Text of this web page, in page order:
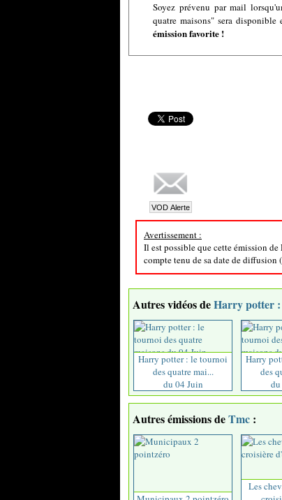
Soyez prévenu par mail
quatre maisons" sera
émission favorite !
Avertissement :
Il est possible que cette émission
compte tenu de sa date de diffusion
Autres vidéos deHarry potter :
Harry potter : le tournoi
des quatre mai...
du 04 Juin
Harry
des
Autres émissions deTmc :
Les